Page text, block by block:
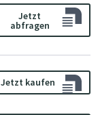
Jetzt
abfragen
Jetzt kaufen